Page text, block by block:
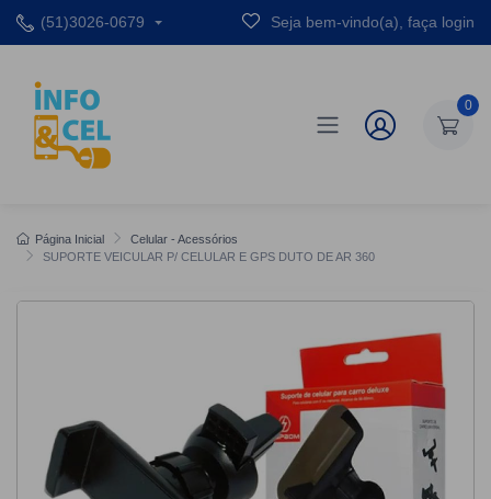
(51)3026-0679 Seja bem-vindo(a), faça login
0
Página Inicial
Celular - Acessórios
SUPORTE VEICULAR P/ CELULAR E GPS DUTO DE AR 360